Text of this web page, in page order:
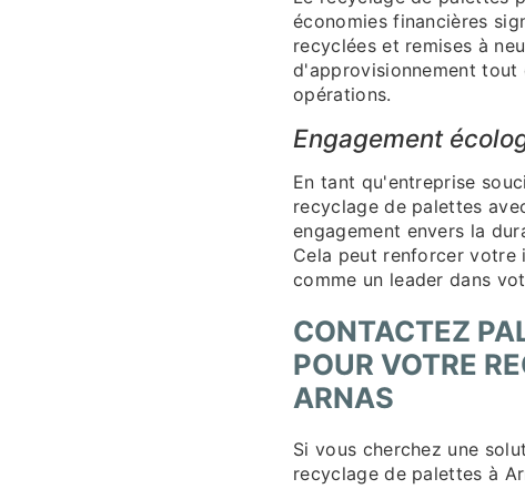
économies financières
recyclées et remises à
d'approvisionnement tout
opérations.
Engagement
En tant qu'entreprise
recyclage de palettes
engagement envers la
Cela peut renforcer votre
comme un leader dans
CONTACTEZ
POUR VOTRE
ARNAS
Si vous cherchez une
recyclage de palettes à